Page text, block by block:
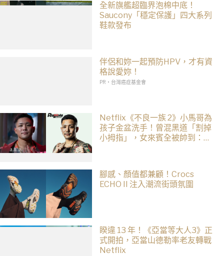
全新旗艦超臨界泡棉中底！
Saucony「穩定保護」四大系列
鞋款發布
伴侶和妳一起預防HPV，才有資
格說愛妳！
PR・台灣癌症基金會
Netflix《不良一族 2》小馬哥為
孩子金盆洗手！曾混黑道「割掉
小拇指」，女來賓全被帥到：超
腳感、顏值都兼顧！Crocs
ECHO II 注入潮流街頭氛圍
睽違 13 年！《亞當等大人3》正
式開拍，亞當山德勒率老友轉戰
Netflix